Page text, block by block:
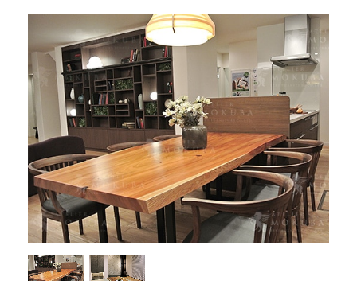
MOKUBA について
商品情報
直営店
イベント
WEBカタログ